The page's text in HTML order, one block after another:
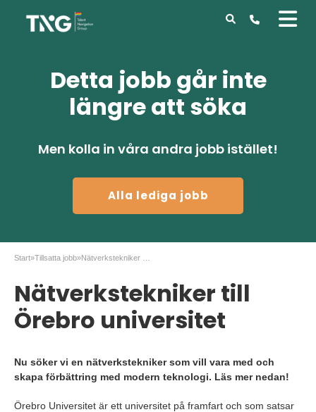
Detta jobb går inte
längre att söka
Men kolla in våra andra jobb istället!
Alla lediga jobb
Start»Tillsatta jobb»
Nätverkstekniker till
Örebro universitet
Nu söker vi en nätverkstekniker som vill vara med och
skapa förbättring med modern teknologi. Läs mer nedan!
Örebro Universitet är ett universitet på framfart och som satsar